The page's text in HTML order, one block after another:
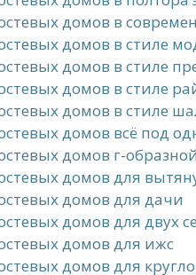
домов в
домов в стиле
домов в стиле
домов в стиле
домов в стиле
домов всё под
домов г-
домов для
домов для дачи
домов для двух
домов для ижс
домов для